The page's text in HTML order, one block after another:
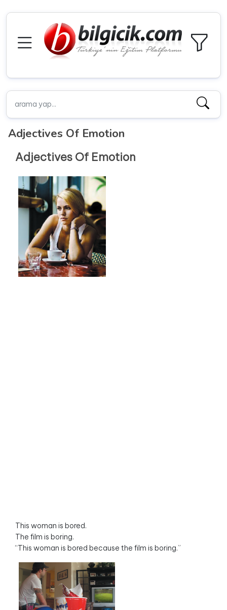
Adjectives Of Emotion
Adjectives Of Emotion
This woman is bored.
The film is boring.
“This woman is bored because the film is boring.”